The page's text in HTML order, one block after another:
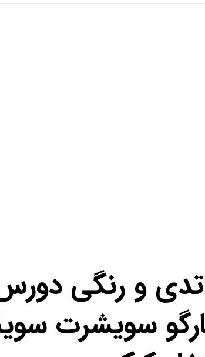
و رنگی
سویشرت